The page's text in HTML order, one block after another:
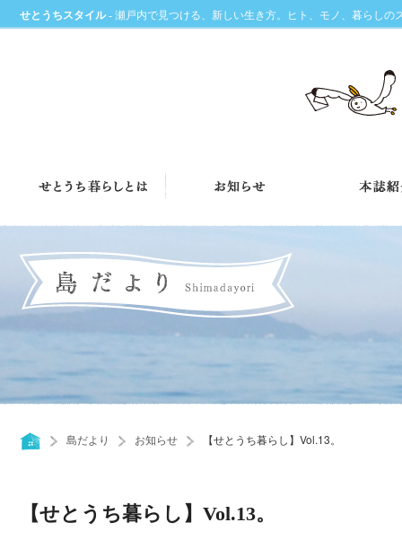
せとうちスタイル - 瀬戸内で見つける、新しい生き方。ヒト、モノ、暮らしの
島だより お知らせ 【せとうち暮らし】Vol.13。
【せとうち暮らし】Vol.13。